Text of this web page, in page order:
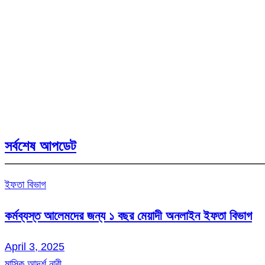
সর্বশেষ আপডেট
ইফতা বিভাগ
কর্মব্যস্ত আলেমদের জন্য ১ বছর মেয়াদী অনলাইন ইফতা বিভাগ
April 3, 2025